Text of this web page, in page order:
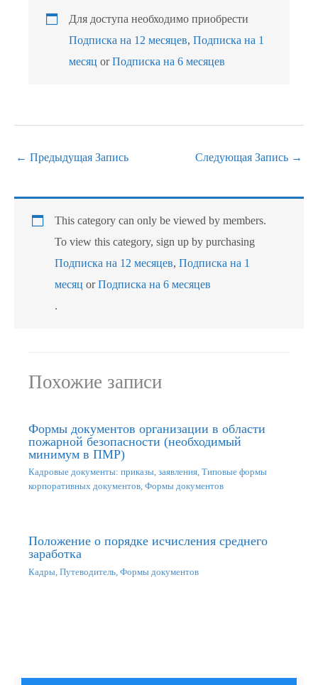
Для доступа необходимо приобрести
Подписка на 12 месяцев,Подписка на 1
месяц orПодписка на 6 месяцев
← Предыдущая Запись Следующая Запись →
This category can only be viewed by members.
To view this category, sign up by purchasing
Подписка на 12 месяцев,Подписка на 1
месяц orПодписка на 6 месяцев
.
Похожие записи
Формы документов организации в области
пожарной безопасности (необходимый
минимум в ПМР)
Кадровые документы: приказы, заявления, Типовые формы
корпоративных документов, Формы документов
Положение о порядке исчисления среднего
заработка
Кадры Путеводитель Формы документов